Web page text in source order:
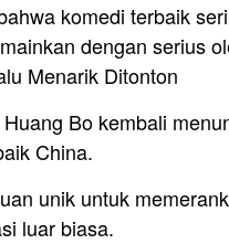
komedi terbaik
dengan serius
Menarik Ditonton
Bo kembali
China.
unik untuk
luar biasa.